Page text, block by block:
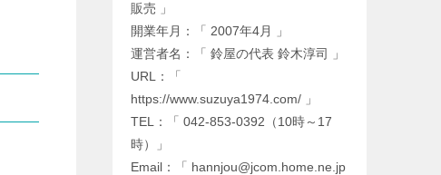
販売 」
開業年月：「 2007年4月 」
運営者名：「 鈴屋の代表 鈴木淳司 」
URL：「
https://www.suzuya1974.com/ 」
TEL：「 042-853-0392（10時～17
時）」
Email：「 hannjou@jcom.home.ne.jp